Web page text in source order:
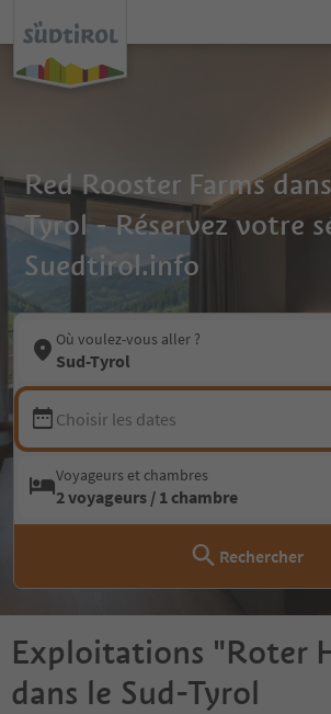
Red Rooster Farms
Tyrol - Réservez votre
Suedtirol.info
Où voulez-vous aller ?
Sud-Tyrol
Choisir les dates
Voyageurs et chambres
2 voyageurs / 1 chambre
Rechercher
Exploitations "Roter
dans le Sud-Tyrol